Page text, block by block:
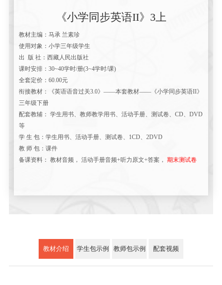
《小学同步英语II》3上
教材主编：马承 兰素珍
使用对象：小学三年级学生
出 版 社：西藏人民出版社
课时安排：30~40学时/册(3~4学时/课)
全套定价：60.00元
衔接教材：《英语语音过关3.0》——本套教材——《小学同步英语II》
三年级下册
配套教辅： 学生用书、教师教学用书、活动手册、测试卷、CD、DVD
等
学 生 包：学生用书、活动手册、测试卷、1CD、2DVD
教 师 包：课件
备课资料： 教材音频， 活动手册音频+听力原文+答案， 期末测试卷
教材介绍 学生包示例 教师包示例 配套视频